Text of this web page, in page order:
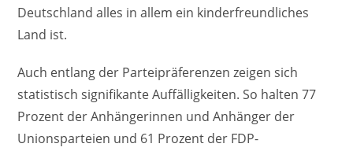
Deutschland alles in allem ein kinderfreundliches
Land ist.
Auch entlang der Parteipräferenzen zeigen sich
statistisch signifikante Auffälligkeiten. So halten 77
Prozent der Anhängerinnen und Anhänger der
Unionsparteien und 61 Prozent der FDP-